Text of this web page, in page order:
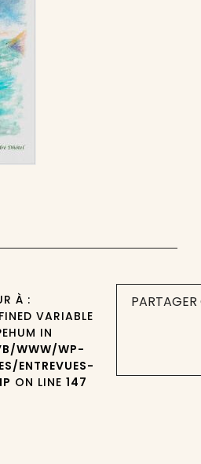
À :
VARIABLE
IN
WWW/WP-
ENTREVUES-
ON LINE 147